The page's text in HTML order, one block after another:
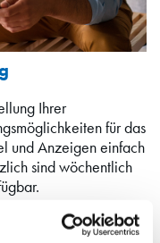
Ihrer
für das
und Anzeigen einfach
sind wöchentlich